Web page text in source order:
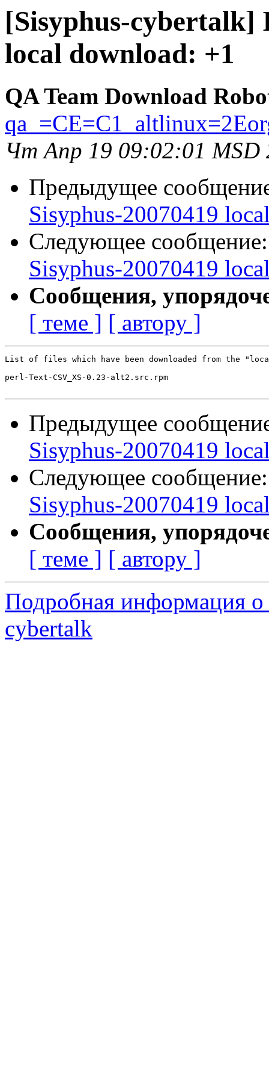
[Sisyphus-cybertalk]
local download: +1
QA Team Download
Чт Апр 19 09:02:01 MSD
Предыдущее
Sisyphus-20070419
Следующее
Sisyphus-20070419
Сообщения,
[ теме ] [ автору ]
List of files which have been downloaded from the
perl-Text-CSV_XS-0.23-alt2.src.rpm
Предыдущее
Sisyphus-20070419
Следующее
Sisyphus-20070419
Сообщения,
[ теме ] [ автору ]
Подробная информация о
cybertalk